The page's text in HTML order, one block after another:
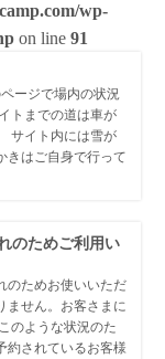
wp-
on line 91
ージで場内の状況
トまでの道は車が
サイト内には雪が
きはご自身で行って
のためご利用い
のためお使いいただ
ません。お客さまに
のような状況のた
約されているお客様